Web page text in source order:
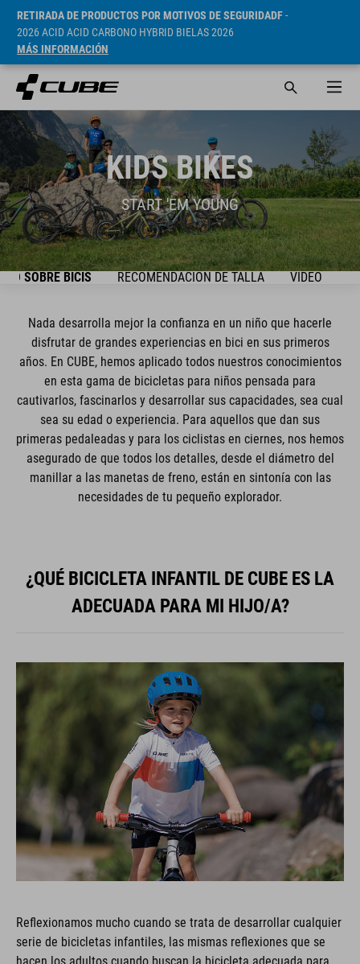
RETIRADA DE PRODUCTOS POR MOTIVOS DE SEGURIDADF-
2026 ACID ACID CARBONO HYBRID BIELAS 2026
MÁS INFORMACIÓN
KIDS BIKES
START 'EM YOUNG
SOBRE BICIS RECOMENDACIÓN DE TALLA VIDEO
Nada desarrolla mejor la confianza en un niño que hacerle
disfrutar de grandes experiencias en bici en sus primeros
años. En CUBE, hemos aplicado todos nuestros conocimientos
en esta gama de bicicletas para niños pensada para
cautivarlos, fascinarlos y desarrollar sus capacidades, sea cual
sea su edad o experiencia. Para aquellos que dan sus
primeras pedaleadas y para los ciclistas en ciernes, nos hemos
asegurado de que todos los detalles, desde el diámetro del
manillar a las manetas de freno, están en sintonía con las
necesidades de tu pequeño explorador.
¿QUÉ BICICLETA INFANTIL DE CUBE ES LA
ADECUADA PARA MI HIJO/A?
Reflexionamos mucho cuando se trata de desarrollar cualquier
serie de bicicletas infantiles, las mismas reflexiones que se